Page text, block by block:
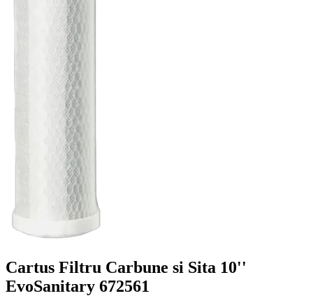
Cartus Filtru Carbune si Sita 10''
EvoSanitary 672561